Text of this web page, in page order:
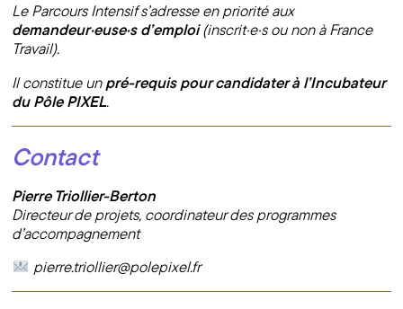
Le Parcours Intensif s’adresse en priorité aux
demandeur·euse·s d’emploi(inscrit·e·s ou non à France
Travail).
Il constitue unpré-requis pour candidater à l’Incubateur
du Pôle PIXEL.
Contact
Pierre Triollier-Berton
Directeur de projets, coordinateur des programmes
d’accompagnement
pierre.triollier@polepixel.fr